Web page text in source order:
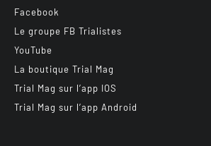
Facebook
Le groupe FB Trialistes
YouTube
La boutique Trial Mag
Trial Mag sur l’app IOS
Trial Mag sur l’app Android